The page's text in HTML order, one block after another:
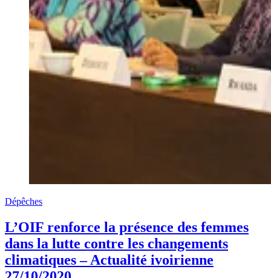
Dépêches
L’OIF renforce la présence des femmes
dans la lutte contre les changements
climatiques – Actualité ivoirienne